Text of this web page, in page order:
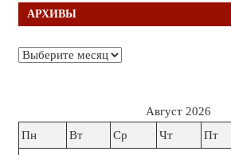
АРХИВЫ
Архивы
Август 2026
Пн
Вт Ср Чт Пт